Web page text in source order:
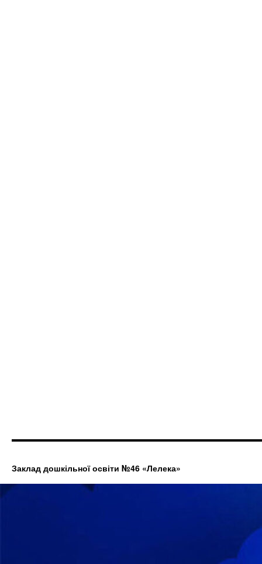
Заклад дошкільної освіти №46 «Лелека»